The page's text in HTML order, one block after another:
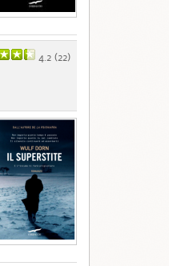
4.2 (22)